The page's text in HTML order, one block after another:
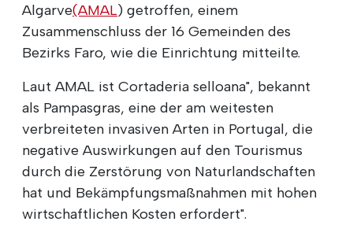
Algarve(AMAL) getroffen, einem
Zusammenschluss der 16 Gemeinden des
Bezirks Faro, wie die Einrichtung mitteilte.
Laut AMAL ist Cortaderia selloana", bekannt
als Pampasgras, eine der am weitesten
verbreiteten invasiven Arten in Portugal, die
negative Auswirkungen auf den Tourismus
durch die Zerstörung von Naturlandschaften
hat und Bekämpfungsmaßnahmen mit hohen
wirtschaftlichen Kosten erfordert".